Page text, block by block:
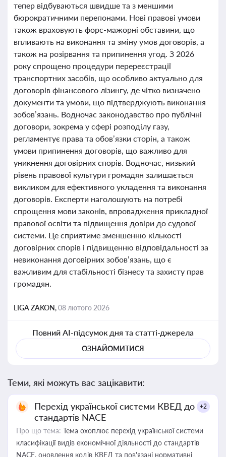
тепер відбуваються швидше та з меншими
бюрократичними перепонами. Нові правові умови
також враховують форс-мажорні обставини, що
впливають на виконання та зміну умов договорів, а
також на розірвання та припинення угод. З 2026
року спрощено процедури перереєстрації
транспортних засобів, що особливо актуально для
договорів фінансового лізингу, де чітко визначено
документи та умови, що підтверджують виконання
зобов’язань. Водночас законодавство про публічні
договори, зокрема у сфері розподілу газу,
регламентує права та обов’язки сторін, а також
умови припинення договорів, що важливо для
уникнення договірних спорів. Водночас, низький
рівень правової культури громадян залишається
викликом для ефективного укладення та виконання
договорів. Експерти наголошують на потребі
спрощення мови законів, впровадження прикладної
правової освіти та підвищення довіри до судової
системи. Це сприятиме зменшенню кількості
договірних спорів і підвищенню відповідальності за
невиконання договірних зобов’язань, що є
важливим для стабільності бізнесу та захисту прав
громадян.
LIGA ZAKON,08 лютого 2026
Повний AI-підсумок дня та статті-джерела
ОЗНАЙОМИТИСЯ
Теми, які можуть вас зацікавити:
Перехід української системи КВЕД до
стандартів NACE
+2
Про що тема: Тема охоплює перехід української системи
класифікації видів економічної діяльності до стандартів
NACE, оновлення кодів КВЕД та пов'язані нормативні